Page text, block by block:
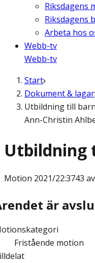
Riksdagens
Riksdagens
Arbeta hos
Webb-tv
Webb-tv
Start
Dokument & lagar
Utbildning till
Ann-Christin
Utbildning
Motion 2021/22:3743
är
Fristående motion